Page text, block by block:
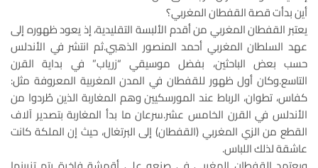
أين بدأت قصة القفطان المغربي؟
يعتبر القفطان المغربي من أقدم الألبسة التقليدية، إذ يعود ظهوره إلى
عهد السلطان المغربي أحمد المنصور الذهبي.ثم انتشر في الأندلس
حسب بعض الباحثين، بفضل موسيقي “زرياب” في بداية القرن
التاسع.وكان أول ظهور للقفطان في المدن المغربية المعروفة مثل:
كفاس، تطوان، الرباط عند المورسكيين وهم المغاربة الذين طُردوا من
الأندلس في القرن الخامس عشر.سرعان ما بدأ المغاربة بتصدير آلاف
القطع من الزي المغربي (القفطان) إلى البرتغال، حيث إن الملكة كانت
عاشقة لذلك اللباس.